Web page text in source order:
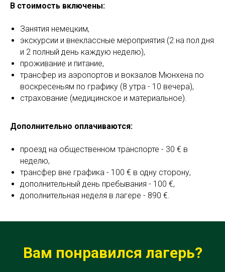
В стоимость включены:
Занятия немецким,
экскурсии и внеклассные мероприятия (2 на пол дня
и 2 полный день каждую неделю),
проживание и питание,
трансфер из аэропортов и вокзалов Мюнхена по
воскресеньям по графику (8 утра - 10 вечера),
страхование (медицинское и материальное).
Дополнительно оплачиваются:
проезд на общественном транспорте - 30 € в
неделю,
трансфер вне графика - 100 € в одну сторону,
дополнительный день пребывания - 100 €,
дополнительная неделя в лагере - 890 €.
Вам понравился лагерь?